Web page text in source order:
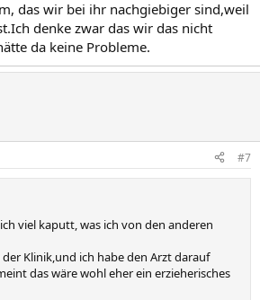
das wir bei ihr nachgiebiger sind,weil
denke zwar das wir das nicht
da keine Probleme.
#7
viel kaputt, was ich von den anderen
Klinik,und ich habe den Arzt darauf
das wäre wohl eher ein erzieherisches